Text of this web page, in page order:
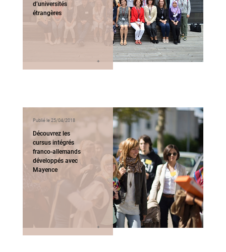
d’universités
étrangères
Publié le 25/04/2018
Découvrez les
cursus intégrés
franco-allemands
développés avec
Mayence